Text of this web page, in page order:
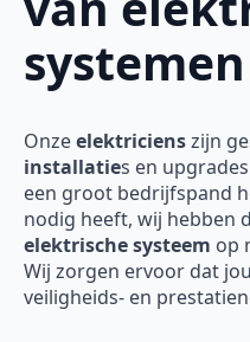
systemen
Onzeelektricienszijn
installaties en
een groot bedrijfspand
nodig heeft, wij hebben
elektrische systeem op
Wij zorgen ervoor dat
veiligheids- en